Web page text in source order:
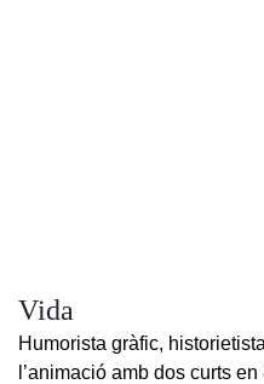
Vida
Humorista gràfic,
l’animació amb dos curts en